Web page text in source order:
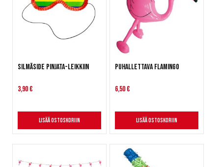
Silmäside Pinjata-leikkiin
3,90 €
Lisää ostoskoriin
Puhallettava flamingo
6,50 €
Lisää ostoskoriin